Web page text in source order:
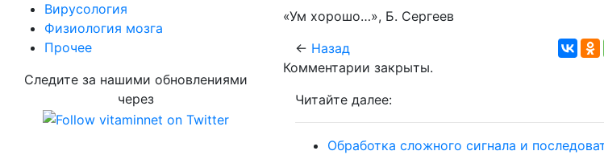
Вирусология
Физиология мозга
Прочее
Следите за нашими обновлениями
через
«Ум хорошо…», Б. Сергеев
← Назад
Комментарии закрыты.
Читайте далее:
Обработка сложного сигнала и